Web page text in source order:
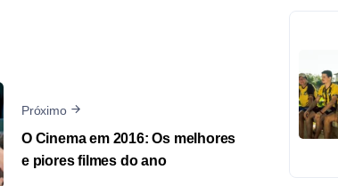
Próximo
O Cinema em 2016: Os melhores
e piores filmes do ano